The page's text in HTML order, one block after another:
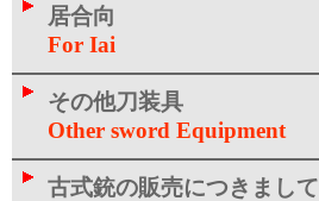
居合向
For Iai
その他刀装具
Other sword Equipment
古式銃の販売につきまして